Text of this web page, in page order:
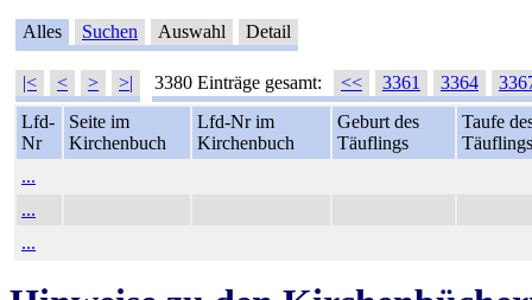
Alles Suchen Auswahl Detail
|< < > >| 3380 Einträge gesamt: << 3361 3364
Lfd-
Nr
Seite im
Kirchenbuch
Lfd-Nr im
Kirchenbuch
Geburt des
Täuflings
Taufe
Täuflings
...
...
...